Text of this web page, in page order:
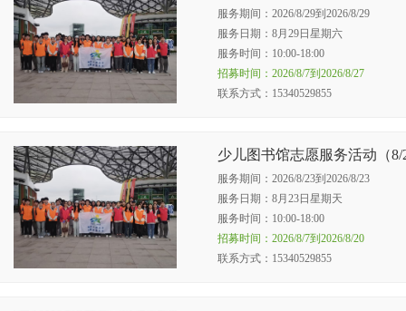
服务期间：2026/8/29到2026/8/29
服务日期：8月29日星期六
服务时间：10:00-18:00
招募时间：2026/8/7到2026/8/27
联系方式：‭15340529855‬
少儿图书馆志愿服务活动（8/
服务期间：2026/8/23到2026/8/23
服务日期：8月23日星期天
服务时间：10:00-18:00
招募时间：2026/8/7到2026/8/20
联系方式：‭15340529855‬